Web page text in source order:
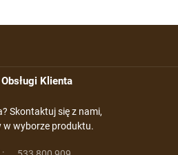
Klienta
Skontaktuj się z nami,
w wyborze produktu.